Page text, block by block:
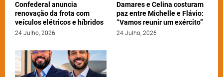
Confederal anuncia
renovação da frota com
veículos elétricos e híbridos
24 Julho, 2026
Damares e Celina costuram
paz entre Michelle e Flávio:
“Vamos reunir um exército”
24 Julho, 2026